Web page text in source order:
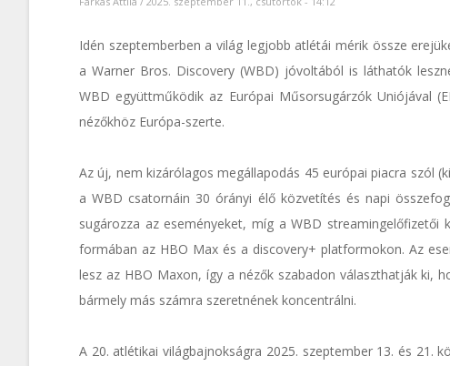
Idén szeptemberben a világ legjobb atlétái mérik össze
a Warner Bros. Discovery (WBD) jóvoltából is láthatók
WBD együttműködik az Európai Műsorsugárzók Uniójával
nézőkhöz Európa-szerte.
Az új, nem kizárólagos megállapodás 45 európai piacra szól
a WBD csatornáin 30 órányi élő közvetítés és napi
sugározza az eseményeket, míg a WBD
formában az HBO Max és a discovery+ platformokon. Az
lesz az HBO Maxon, így a nézők szabadon választhatják ki,
bármely más számra szeretnének koncentrálni.
A 20. atlétikai világbajnokságra 2025. szeptember 13. és 21.